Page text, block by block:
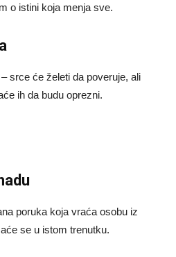
o istini koja menja sve.
srce će želeti da poveruje, ali
ih da budu oprezni.
poruka koja vraća osobu iz
se u istom trenutku.